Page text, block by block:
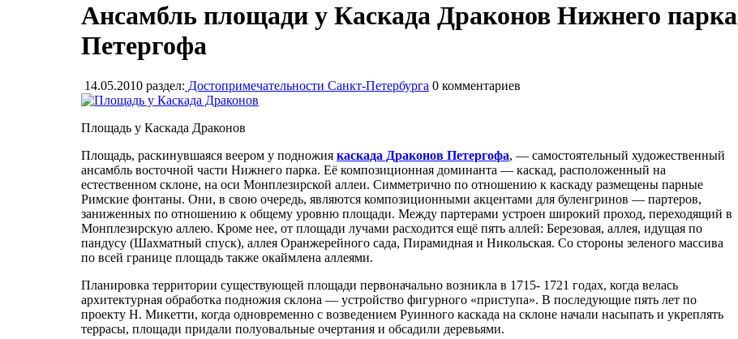
Ансамбль площади у Каскада Драконов Нижнего парка
Петергофа
14.05.2010 раздел: Достопримечательности Санкт-Петербурга 0 комментариев
Площадь у Каскада Драконов
Площадь, раскинувшаяся веером у подножия каскада Драконов Петергофа, — самостоятельный художественный
ансамбль восточной части Нижнего парка. Её композиционная доминанта — каскад, расположенный на
естественном склоне, на оси Монплезирской аллеи. Симметрично по отношению к каскаду размещены парные
Римские фонтаны. Они, в свою очередь, являются композиционными акцентами для буленгринов — партеров,
заниженных по отношению к общему уровню площади. Между партерами устроен широкий проход, переходящий в
Монплезирскую аллею. Кроме нее, от площади лучами расходится ещё пять аллей: Березовая, аллея, идущая по
пандусу (Шахматный спуск), аллея Оранжерейного сада, Пирамидная и Никольская. Со стороны зеленого массива
по всей границе площадь также окаймлена аллеями.
Планировка территории существующей площади первоначально возникла в 1715- 1721 годах, когда велась
архитектурная обработка подножия склона — устройство фигурного «приступа». В последующие пять лет по
проекту Н. Микетти, когда одновременно с возведением Руинного каскада на склоне начали насыпать и укреплять
террасы, площади придали полуовальные очертания и обсадили деревьями.